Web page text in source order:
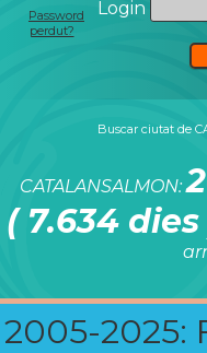
Login
Password
perdut?
Buscar ciutat de
CATALANSALMON:
( 7.634 dies
2005-2025: